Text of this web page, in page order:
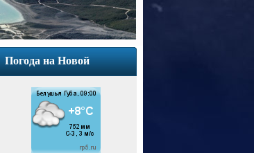
Погода на Новой